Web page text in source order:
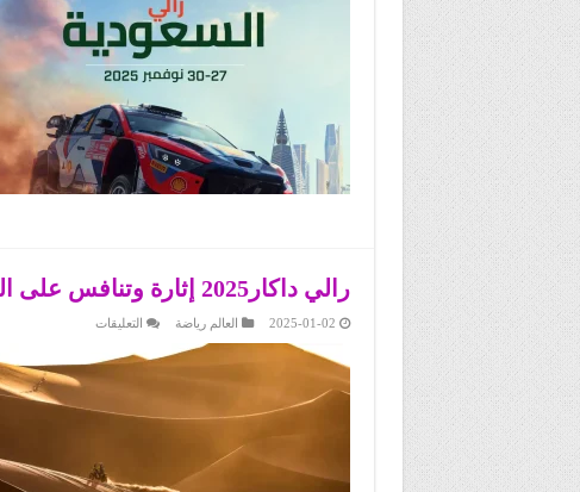
للراليات
—
آخر
جولة
مغلقة
رالي داكار2025 إثارة وتنافس على الرمال السعودية
2025-01-02 العالم رياضة التعليقات
إثارة
وتنافس
الرمال